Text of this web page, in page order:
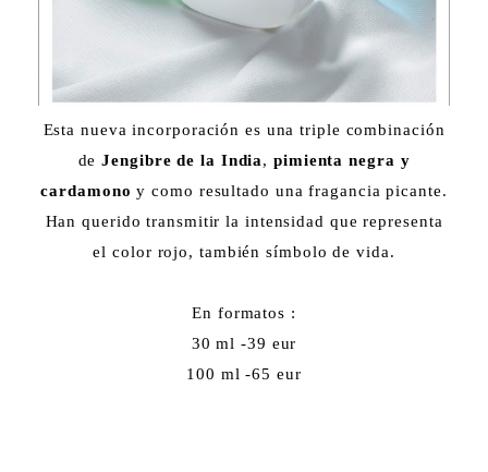
Esta nueva incorporación es una triple combinación
de Jengibre de la India,pimienta negra y
cardamono y como resultado una fragancia picante.
Han querido transmitir la intensidad que representa
el color rojo, también símbolo de vida.
En formatos :
30 ml -39 eur
100 ml -65 eur